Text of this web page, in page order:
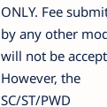
ONLY. Fee
by any other
will not be
However, the
SC/ST/PWD